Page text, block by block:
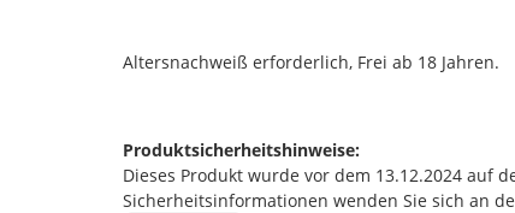
Altersnachweiß erforderlich, Frei ab 18 Jahren.
Produktsicherheitshinweise:
Dieses Produkt wurde vor dem 13.12.2024 auf
Sicherheitsinformationen wenden Sie sich an